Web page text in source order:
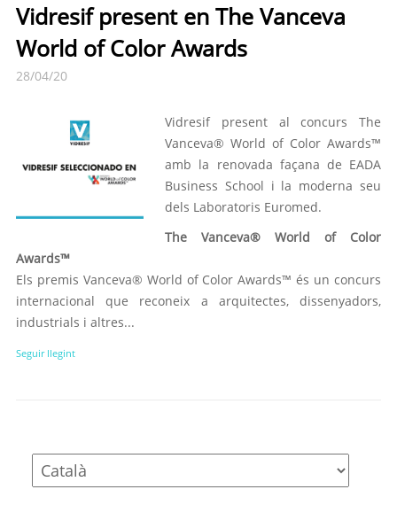
Vidresif present en The Vanceva
World of Color Awards
28/04/20
Vidresif present al concurs The
Vanceva® World of Color Awards™
amb la renovada façana de EADA
Business School i la moderna seu
dels Laboratoris Euromed.
The Vanceva® World of Color
Awards™
Els premis Vanceva® World of Color Awards™ és un concurs
internacional que reconeix a arquitectes, dissenyadors,
industrials i altres...
Seguir llegint